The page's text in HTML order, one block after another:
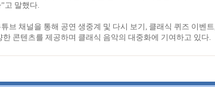
고 말했다.
브 채널을 통해 공연 생중계 및 다시 보기, 클래식 퀴즈 이벤
한 콘텐츠를 제공하며 클래식 음악의 대중화에 기여하고 있다.